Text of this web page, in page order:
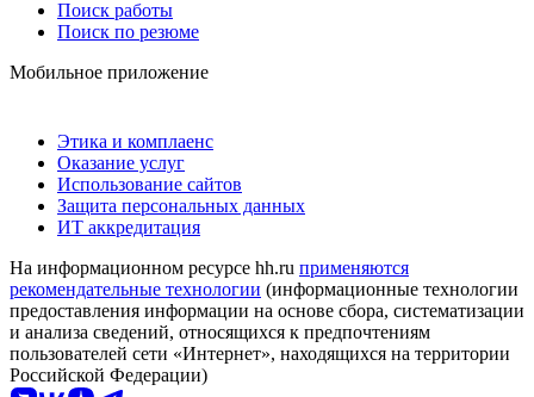
Поиск работы
Поиск по резюме
Мобильное приложение
Этика и комплаенс
Оказание услуг
Использование сайтов
Защита персональных данных
ИТ аккредитация
На информационном ресурсе hh.ru применяются
рекомендательные технологии (информационные технологии
предоставления информации на основе сбора, систематизации
и анализа сведений, относящихся к предпочтениям
пользователей сети «Интернет», находящихся на территории
Российской Федерации)